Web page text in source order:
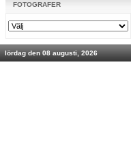
FOTOGRAFER
lördag den 08 augusti, 2026